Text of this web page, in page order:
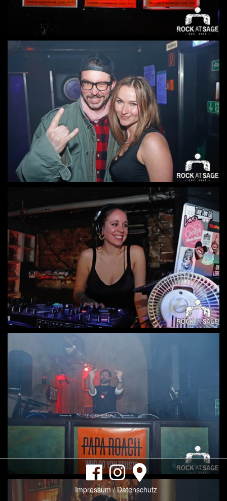
Impressum / Datenschutz